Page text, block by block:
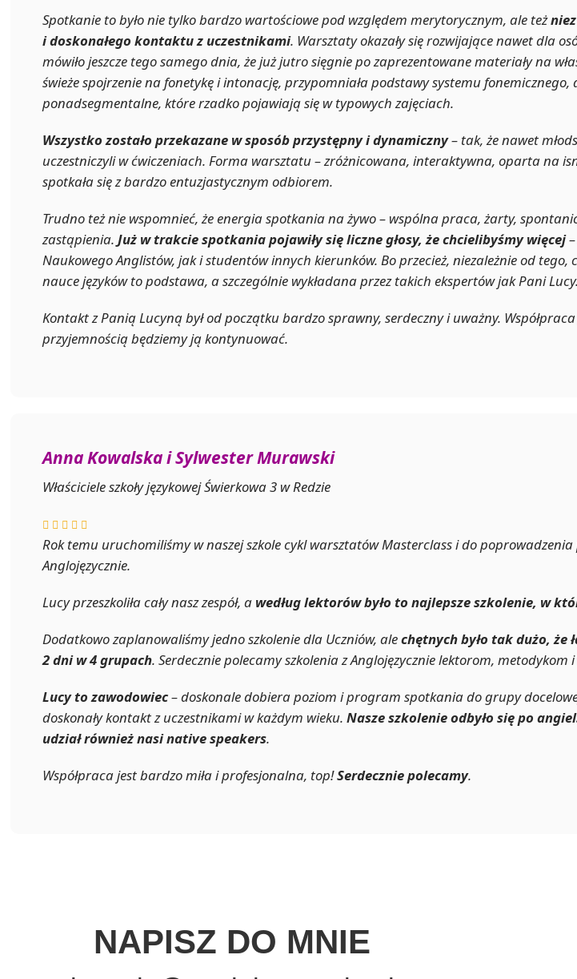
Spotkanie to było nie tylko bardzo wartościowe pod względem merytorycznym, ale też
i doskonałego kontaktu z uczestnikami. Warsztaty okazały się rozwijające nawet dla
mówiło jeszcze tego samego dnia, że już jutro sięgnie po zaprezentowane materiały na
świeże spojrzenie na fonetykę i intonację, przypomniała podstawy systemu fonemicznego,
ponadsegmentalne, które rzadko pojawiają się w typowych zajęciach.
Wszystko zostało przekazane w sposób przystępny i dynamiczny– tak, że nawet
uczestniczyli w ćwiczeniach. Forma warsztatu – zróżnicowana, interaktywna, oparta na
spotkała się z bardzo entuzjastycznym odbiorem.
Trudno też nie wspomnieć, że energia spotkania na żywo – wspólna praca, żarty,
zastąpienia. Już w trakcie spotkania pojawiły się liczne głosy, że chcielibyśmy więcej–
Naukowego Anglistów, jak i studentów innych kierunków. Bo przecież, niezależnie od
nauce języków to podstawa, a szczególnie wykładana przez takich ekspertów jak Pani Lucy.
Kontakt z Panią Lucyną był od początku bardzo sprawny, serdeczny i uważny.
przyjemnością będziemy ją kontynuować.
Anna Kowalska i Sylwester Murawski
Właściciele szkoły językowej Świerkowa 3 w Redzie
Rok temu uruchomiliśmy w naszej szkole cykl warsztatów Masterclass i do
Anglojęzycznie.
Lucy przeszkoliła cały nasz zespół, a według lektorów było to najlepsze szkolenie, w
Dodatkowo zaplanowaliśmy jedno szkolenie dla Uczniów, alechętnych było tak dużo, że
2 dni w 4 grupach. Serdecznie polecamy szkolenia z Anglojęzycznie lektorom, metodykom i
Lucy to zawodowiec– doskonale dobiera poziom i program spotkania do grupy
doskonały kontakt z uczestnikami w każdym wieku. Nasze szkolenie odbyło się po
udział również nasinative speakers.
Współpraca jest bardzo miła i profesjonalna, top!Serdecznie polecamy.
NAPISZ DO MNIE